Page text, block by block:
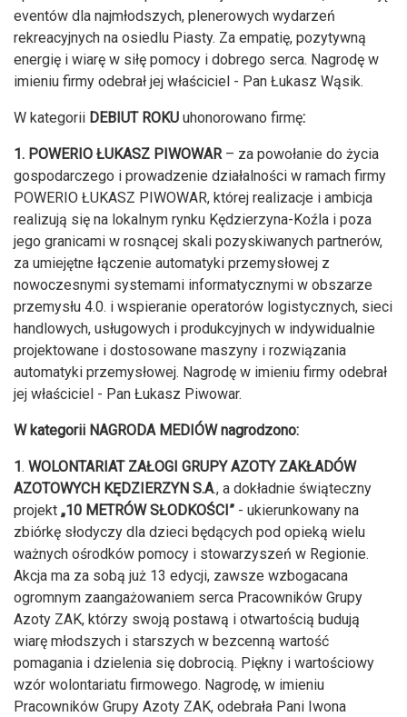
eventów dla najmłodszych, plenerowych wydarzeń
rekreacyjnych na osiedlu Piasty. Za empatię, pozytywną
energię i wiarę w siłę pomocy i dobrego serca. Nagrodę w
imieniu firmy odebrał jej właściciel - Pan Łukasz Wąsik.
W kategorii DEBIUT ROKU uhonorowano firmę:
1. POWERIO ŁUKASZ PIWOWAR – za powołanie do życia
gospodarczego i prowadzenie działalności w ramach firmy
POWERIO ŁUKASZ PIWOWAR, której realizacje i ambicja
realizują się na lokalnym rynku Kędzierzyna-Koźla i poza
jego granicami w rosnącej skali pozyskiwanych partnerów,
za umiejętne łączenie automatyki przemysłowej z
nowoczesnymi systemami informatycznymi w obszarze
przemysłu 4.0. i wspieranie operatorów logistycznych, sieci
handlowych, usługowych i produkcyjnych w indywidualnie
projektowane i dostosowane maszyny i rozwiązania
automatyki przemysłowej. Nagrodę w imieniu firmy odebrał
jej właściciel - Pan Łukasz Piwowar.
W kategorii NAGRODA MEDIÓW nagrodzono:
1 . WOLONTARIAT ZAŁOGI GRUPY AZOTY ZAKŁADÓW
AZOTOWYCH KĘDZIERZYN S.A., a dokładnie świąteczny
projekt „10 METRÓW SŁODKOŚCI” - ukierunkowany na
zbiórkę słodyczy dla dzieci będących pod opieką wielu
ważnych ośrodków pomocy i stowarzyszeń w Regionie.
Akcja ma za sobą już 13 edycji, zawsze wzbogacana
ogromnym zaangażowaniem serca Pracowników Grupy
Azoty ZAK, którzy swoją postawą i otwartością budują
wiarę młodszych i starszych w bezcenną wartość
pomagania i dzielenia się dobrocią. Piękny i wartościowy
wzór wolontariatu firmowego. Nagrodę, w imieniu
Pracowników Grupy Azoty ZAK, odebrała Pani Iwona